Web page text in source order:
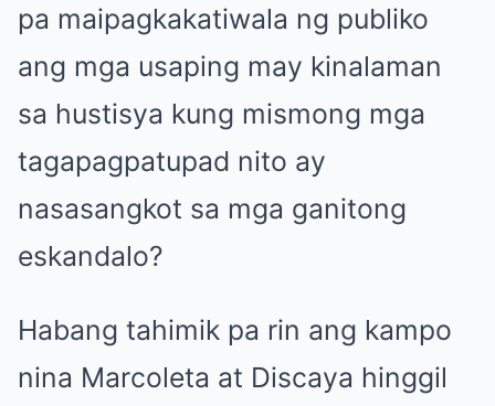
pa maipagkakatiwala ng publiko
ang mga usaping may kinalaman
sa hustisya kung mismong mga
tagapagpatupad nito ay
nasasangkot sa mga ganitong
eskandalo?
Habang tahimik pa rin ang kampo
nina Marcoleta at Discaya hinggil